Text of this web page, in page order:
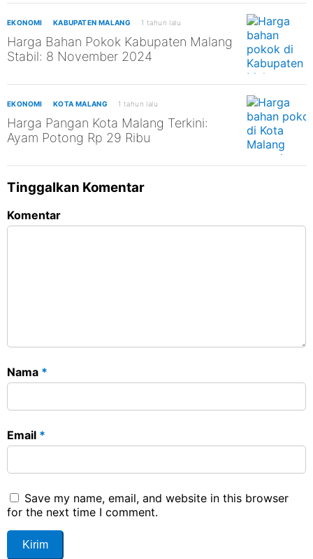
EKONOMI KABUPATEN MALANG 1 tahun lalu
Harga Bahan Pokok Kabupaten Malang
Stabil: 8 November 2024
EKONOMI KOTA MALANG 1 tahun lalu
Harga Pangan Kota Malang Terkini:
Ayam Potong Rp 29 Ribu
Tinggalkan Komentar
Komentar
Nama *
Email *
Save my name, email, and website in this browser
for the next time I comment.